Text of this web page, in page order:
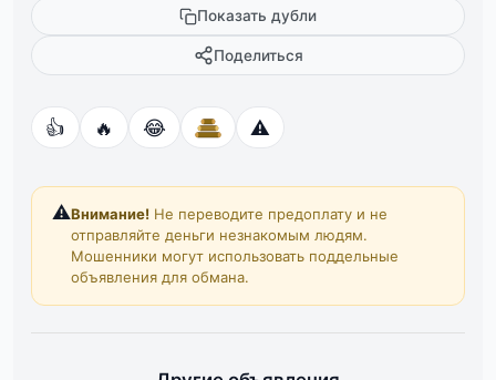
Показать дубли
Поделиться
👍 🔥 😂 ⚠️
⚠️Внимание! Не переводите предоплату и не
отправляйте деньги незнакомым людям.
Мошенники могут использовать поддельные
объявления для обмана.